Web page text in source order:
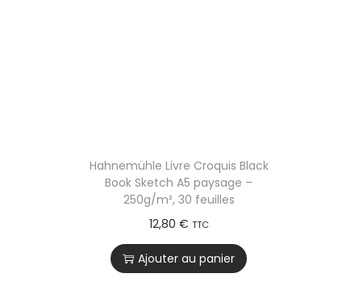
Hahnemühle Livre Croquis Black
Book Sketch A5 paysage –
250g/m², 30 feuilles
12,80 € TTC
Ajouter au panier